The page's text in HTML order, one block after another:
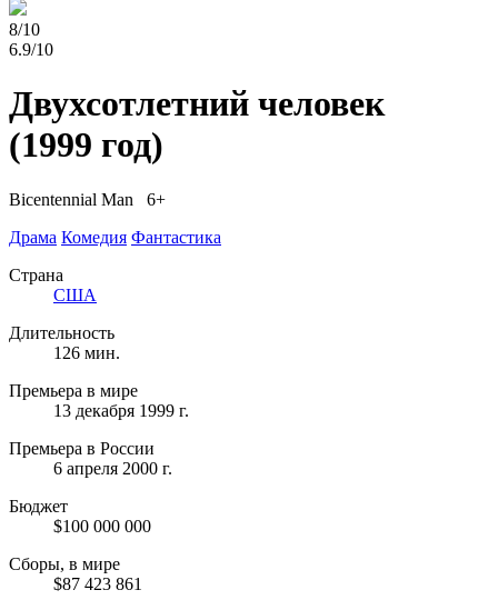
8/10
6.9/10
Двухсотлетний человек
(1999 год)
Bicentennial Man 6+
Драма Комедия Фантастика
Страна
США
Длительность
126 мин.
Премьера в мире
13 декабря 1999 г.
Премьера в России
6 апреля 2000 г.
Бюджет
$100 000 000
Сборы, в мире
$87 423 861